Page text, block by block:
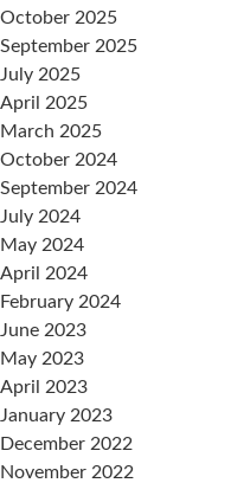
October 2025
September 2025
July 2025
April 2025
March 2025
October 2024
September 2024
July 2024
May 2024
April 2024
February 2024
June 2023
May 2023
April 2023
January 2023
December 2022
November 2022